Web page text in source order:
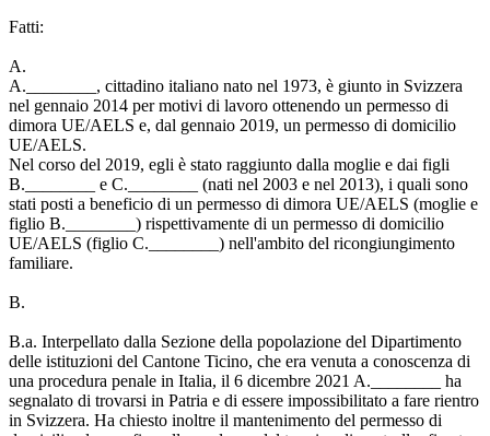
Fatti:
A.
A.________, cittadino italiano nato nel 1973, è giunto in Svizzera
nel gennaio 2014 per motivi di lavoro ottenendo un permesso di
dimora UE/AELS e, dal gennaio 2019, un permesso di domicilio
UE/AELS.
Nel corso del 2019, egli è stato raggiunto dalla moglie e dai figli
B.________ e C.________ (nati nel 2003 e nel 2013), i quali sono
stati posti a beneficio di un permesso di dimora UE/AELS (moglie e
figlio B.________) rispettivamente di un permesso di domicilio
UE/AELS (figlio C.________) nell'ambito del ricongiungimento
familiare.
B.
B.a. Interpellato dalla Sezione della popolazione del Dipartimento
delle istituzioni del Cantone Ticino, che era venuta a conoscenza di
una procedura penale in Italia, il 6 dicembre 2021 A.________ ha
segnalato di trovarsi in Patria e di essere impossibilitato a fare rientro
in Svizzera. Ha chiesto inoltre il mantenimento del permesso di